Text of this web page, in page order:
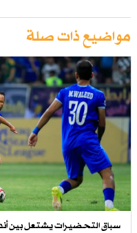
مواضيع ذات صلة
سباق التحضيرات يشتعل بين